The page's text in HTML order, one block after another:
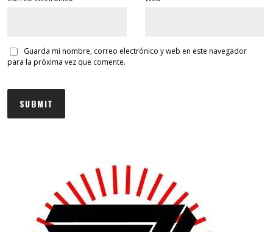
Guarda mi nombre, correo electrónico y web en este navegador
para la próxima vez que comente.